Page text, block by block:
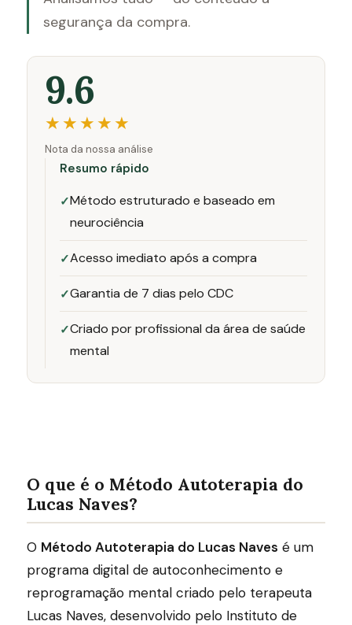
segurança da compra.
9.6
★★★★★
Nota da nossa análise
Resumo rápido
Método estruturado e baseado em
neurociência
Acesso imediato após a compra
Garantia de 7 dias pelo CDC
Criado por profissional da área de saúde
mental
O que é o Método Autoterapia do
Lucas Naves?
O Método Autoterapia do Lucas Naves é um
programa digital de autoconhecimento e
reprogramação mental criado pelo terapeuta
Lucas Naves, desenvolvido pelo Instituto de